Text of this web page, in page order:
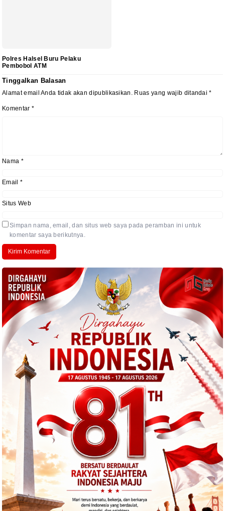
‎Polres Halsel Buru Pelaku
Pembobol ATM
Tinggalkan Balasan
Alamat email Anda tidak akan dipublikasikan. Ruas yang wajib ditandai*
Komentar *
Nama *
Email *
Situs Web
Simpan nama, email, dan situs web saya pada peramban ini untuk
komentar saya berikutnya.